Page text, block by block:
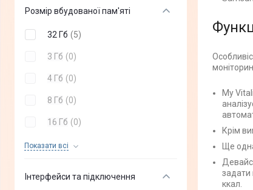
Розмір вбудованої пам'яті
32 Гб (5)
3 Гб (0)
4 Гб (0)
8 Гб (0)
16 Гб (0)
Показати всi
24 Мб (0
Інтерфейси та підключення
My
Крім
Ще
Девайс
задати
ккал.